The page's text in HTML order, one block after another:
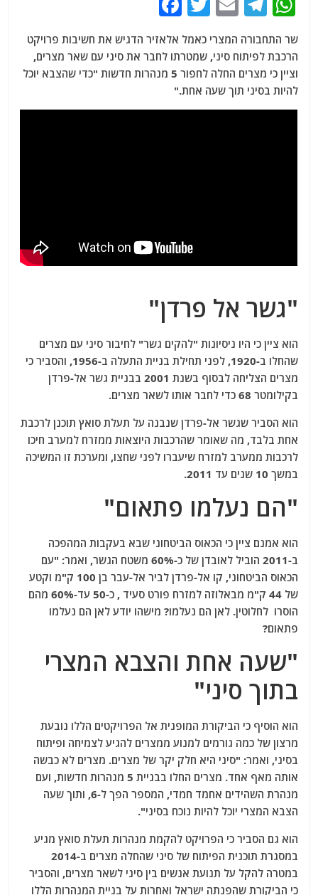
at
s
A
p
e
g
ra
m
ai
l
w
itt
er
c
e
o
שר התחבורה המצרי כאמל אלאזיר הדגיש את חשיבות פרויקט
הרכבת לפיתוח סיני, שמטרתו לחבר את סיני עם שאר מצרים,
וציין כי מצרים החלה לחפור 5 מנהרות חדשות "כדי שהצבא יוכל
להיות בסיני תוך שעה אחת."
"גשר אל פרדן"
הוא ציין כי היו ניסיונות "להקים גשר" לחיבור סיני עם מצרים
שהחלו ב-1920, לפני תחילת בניית התעלה ב-1956, והסביר כי
מצרים הצליחה לבסוף בשנת 2001 בבניית גשר אל-פרדן
בקילומטר 68 כדי לחבר אותו לשאר מצרים.
הוא הסביר שגשר אל-פרדן שנבנה על תעלת סואץ תוכנן לרכבת
אחת בלבד, מה שאומר שהרכבות היוצאות ממזרח למערב חיכו
לרכבות ממערב למזרח שיעברו לפני שחצו, ומערכת זו המשיכה
במשך 10 שנים עד 2011.
"הם נעלמו פתאום"
הוא אמנם ציין כי הכאוס הביטחוני שבא בעקבות המהפכה
ב-2011 הוביל לאובדן של כ-60% משטח הגשר, ואמר: "עם
הכאוס הביטחוני, קו אל-פרדן לביר אל-עבר בן 100 ק"מ וקטע
של 44 ק"מ מבאלוזה למזרח פורט סעיד , כ-50 עד-60% מהם
הוסרו לחלוטין. לאן הם נעלמו? מישהו יודע לאן הם נעלמו
פתאום?
"שעה אחת והצבא המצרי
בתוך סיני"
הוא הוסיף כי הביקורת המופנית אל הפרויקטים הללו נובעת
מרצון של כמה גורמים למנוע ממצרים להגיע לצמיחה ופיתוח
בסיני, ואמר: "סיני היא חלק יקר של מצרים. מצרים לא כבשה
אותה מאף אחד. מצרים החלו בבניית 5 מנהרות חדשות, ועם
מנהרת השהידים אחמד חמדי, המספר הפך ל-6, ותוך שעה
הצבא המצרי יוכל להיות נוכח בסיני".
הוא גם הסביר כי הפרויקט להקמת מנהרות תעלת סואץ מגיע
במסגרת תוכנית הפיתוח של סיני שהחלה מצרים ב-2014
במטרה להקל על תנועת אנשים בין סיני לשאר מצרים, והסביר
כי הביקורת שהפנתה ישראל ואחרות על בניית המנהרות הללו